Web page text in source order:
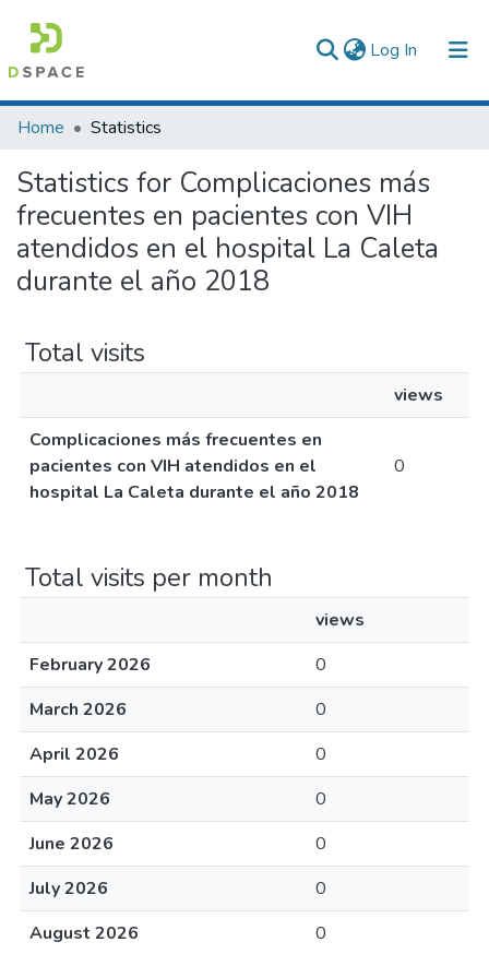
Log In (current)
Communities & Collections
All of DSpace
Home Statistics
Statistics for Complicaciones más
frecuentes en pacientes con VIH
atendidos en el hospital La Caleta
durante el año 2018
Total visits
views
Complicaciones más frecuentes en
pacientes con VIH atendidos en el
hospital La Caleta durante el año 2018
0
Total visits per month
views
February 2026
0
March 2026
0
April 2026
0
May 2026
0
June 2026
0
July 2026
0
August 2026
0